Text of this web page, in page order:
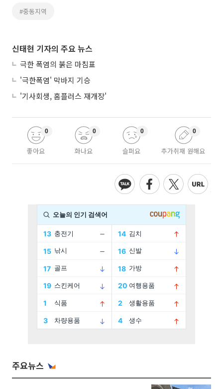
#중동지역
신태현 기자의 주요 뉴스
극한 폭염의 붉은 마침표
'극한폭염' 막바지 기승
'기사회생, 홈플러스 재개장'
좋아요
0
화나요
0
슬퍼요
0
추가취재 원해요
0
주요뉴스